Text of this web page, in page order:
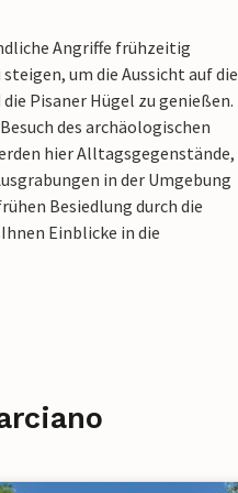
Angriffe frühzeitig
um die Aussicht auf die
Pisaner Hügel zu genießen.
des archäologischen
hier Alltagsgegenstände,
in der Umgebung
Besiedlung durch die
Einblicke in die